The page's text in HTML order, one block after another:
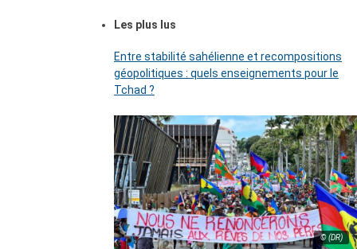
Les plus lus
Entre stabilité sahélienne et recompositions
géopolitiques : quels enseignements pour le
Tchad ?
© (DR)